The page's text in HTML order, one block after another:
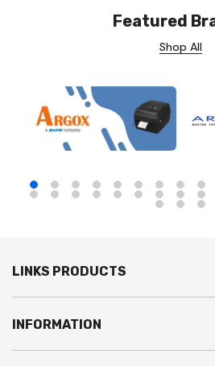
Featured
Shop All
LINKS PRODUCTS
INFORMATION